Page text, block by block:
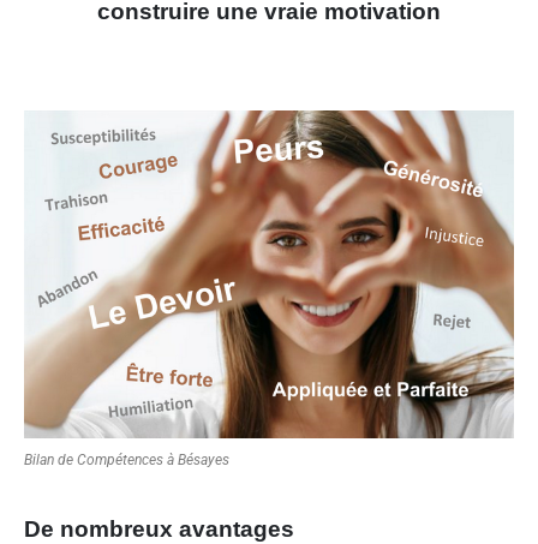
construire une vraie motivation
Bilan de Compétences à Bésayes
De nombreux avantages